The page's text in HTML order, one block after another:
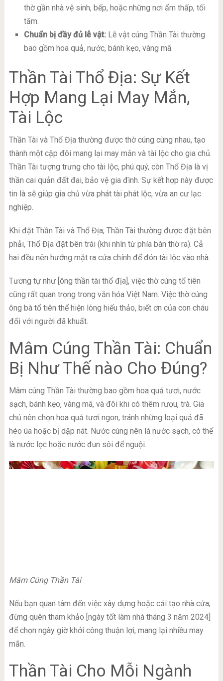
thờ gần nhà vệ sinh, bếp, hoặc những nơi ẩm thấp, tối
tăm.
Chuẩn bị đầy đủ lễ vật:Lễ vật cúng Thần Tài thường
bao gồm hoa quả, nước, bánh kẹo, vàng mã.
Thần Tài Thổ Địa: Sự Kết
Hợp Mang Lại May Mắn,
Tài Lộc
Thần Tài và Thổ Địa thường được thờ cúng cùng nhau, tạo
thành một cặp đôi mang lại may mắn và tài lộc cho gia chủ.
Thần Tài tượng trưng cho tài lộc, phú quý, còn Thổ Địa là vị
thần cai quản đất đai, bảo vệ gia đình. Sự kết hợp này được
tin là sẽ giúp gia chủ vừa phát tài phát lộc, vừa an cư lạc
nghiệp.
Khi đặt Thần Tài và Thổ Địa, Thần Tài thường được đặt bên
phải, Thổ Địa đặt bên trái (khi nhìn từ phía bàn thờ ra). Cả
hai đều nên hướng mặt ra cửa chính để đón tài lộc vào nhà.
Tương tự như [ông thần tài thổ địa], việc thờ cúng tổ tiên
cũng rất quan trọng trong văn hóa Việt Nam. Việc thờ cúng
ông bà tổ tiên thể hiện lòng hiếu thảo, biết ơn của con cháu
đối với người đã khuất.
Mâm Cúng Thần Tài: Chuẩn
Bị Như Thế nào Cho Đúng?
Mâm cúng Thần Tài thường bao gồm hoa quả tươi, nước
sạch, bánh kẹo, vàng mã, và đôi khi có thêm rượu, trà. Gia
chủ nên chọn hoa quả tươi ngon, tránh những loại quả đã
héo úa hoặc bị dập nát. Nước cúng nên là nước sạch, có thể
là nước lọc hoặc nước đun sôi để nguội.
Mâm Cúng Thần Tài
Nếu bạn quan tâm đến việc xây dựng hoặc cải tạo nhà cửa,
đừng quên tham khảo [ngày tốt làm nhà tháng 3 năm 2024]
để chọn ngày giờ khởi công thuận lợi, mang lại nhiều may
mắn.
Thần Tài Cho Mỗi Ngành